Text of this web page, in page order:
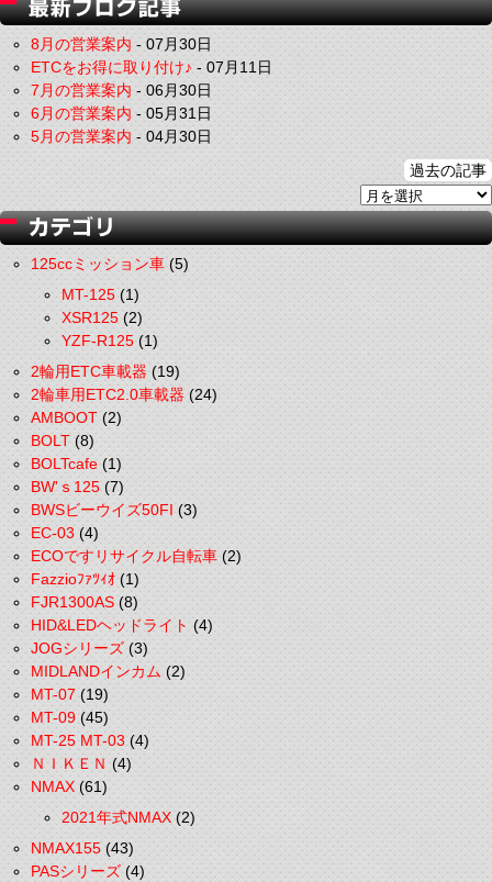
8月の営業案内-07月30日
ETCをお得に取り付け♪-07月11日
7月の営業案内-06月30日
6月の営業案内-05月31日
5月の営業案内-04月30日
過去の記事
125ccミッション車(5)
MT-125(1)
XSR125(2)
YZF-R125(1)
2輪用ETC車載器(19)
2輪車用ETC2.0車載器(24)
AMBOOT(2)
BOLT(8)
BOLTcafe(1)
BW'ｓ125(7)
BWSビーウイズ50FI(3)
EC-03(4)
ECOですリサイクル自転車(2)
Fazzioﾌｧﾂｨｵ(1)
FJR1300AS(8)
HID&LEDヘッドライト(4)
JOGシリーズ(3)
MIDLANDインカム(2)
MT-07(19)
MT-09(45)
MT-25 MT-03(4)
ＮＩＫＥＮ(4)
NMAX(61)
2021年式NMAX(2)
NMAX155(43)
PASシリーズ(4)